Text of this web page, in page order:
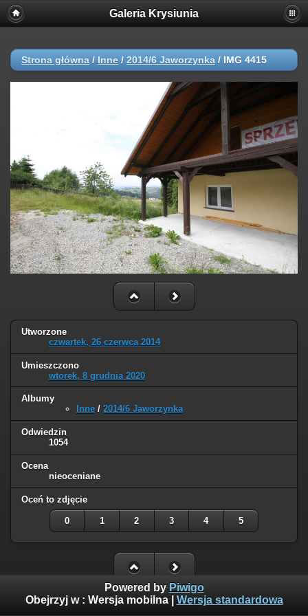
Galeria Krysiunia
Strona główna / Inne / 2014/6 Jaworzynka / IMG 4415
Utworzone
czwartek, 26 czerwca 2014
Umieszczono
wtorek, 8 grudnia 2020
Albumy
Inne / 2014/6 Jaworzynka
Odwiedzin
1054
Ocena
nieoceniane
Oceń to zdjęcie
0 1 2 3 4 5
Powered by Piwigo
Obejrzyj w : Wersja mobilna| Wersja standardowa